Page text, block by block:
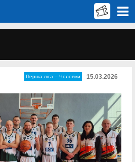
Перша лiга – Чоловiки 15.03.2026